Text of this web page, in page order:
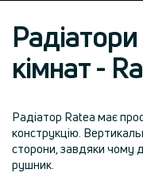
кімнат -
Радіатор Ratea має
конструкцію.
сторони, завдяки чому
рушник.